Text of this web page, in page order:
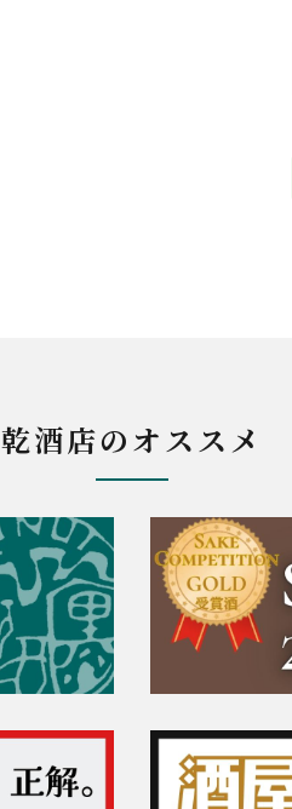
乾酒店のオススメ